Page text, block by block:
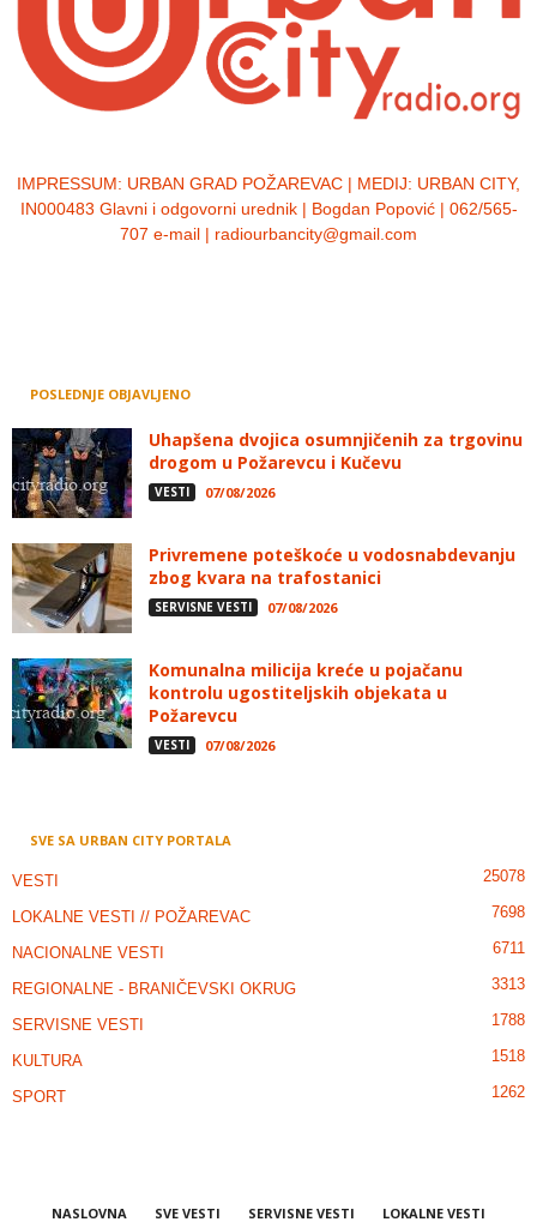
IMPRESSUM: URBAN GRAD POŽAREVAC | MEDIJ: URBAN CITY,
IN000483 Glavni i odgovorni urednik | Bogdan Popović | 062/565-
707 e-mail | radiourbancity@gmail.com
POSLEDNJE OBJAVLJENO
Uhapšena dvojica osumnjičenih za trgovinu
drogom u Požarevcu i Kučevu
VESTI 07/08/2026
Privremene poteškoće u vodosnabdevanju
zbog kvara na trafostanici
SERVISNE VESTI 07/08/2026
Komunalna milicija kreće u pojačanu
kontrolu ugostiteljskih objekata u
Požarevcu
VESTI 07/08/2026
SVE SA URBAN CITY PORTALA
VESTI 25078
LOKALNE VESTI // POŽAREVAC 7698
NACIONALNE VESTI 6711
REGIONALNE - BRANIČEVSKI OKRUG 3313
SERVISNE VESTI 1788
KULTURA 1518
SPORT 1262
NASLOVNA SVE VESTI SERVISNE VESTI LOKALNE VESTI